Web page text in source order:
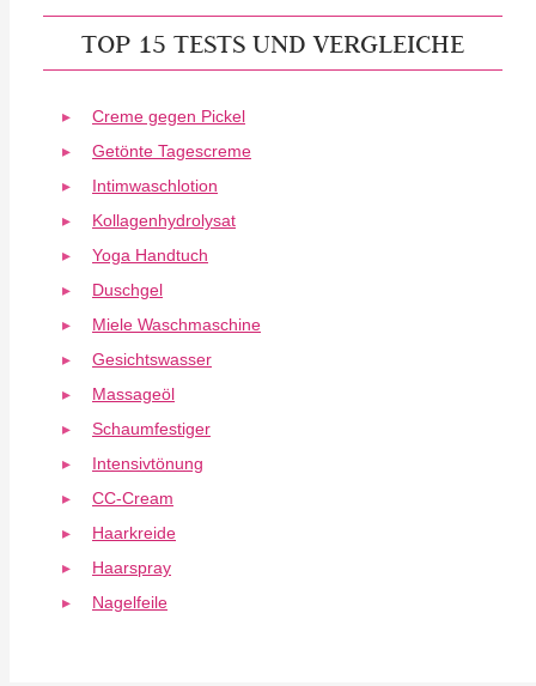
TOP 15 TESTS UND VERGLEICHE
Creme gegen Pickel
Getönte Tagescreme
Intimwaschlotion
Kollagenhydrolysat
Yoga Handtuch
Duschgel
Miele Waschmaschine
Gesichtswasser
Massageöl
Schaumfestiger
Intensivtönung
CC-Cream
Haarkreide
Haarspray
Nagelfeile